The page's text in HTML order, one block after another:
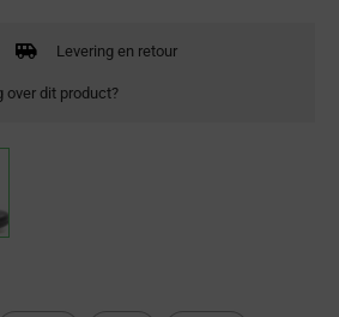
Levering en retour
over dit product?